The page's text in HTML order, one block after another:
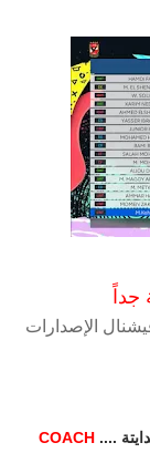
جداً
الإصدارات
....
COACH